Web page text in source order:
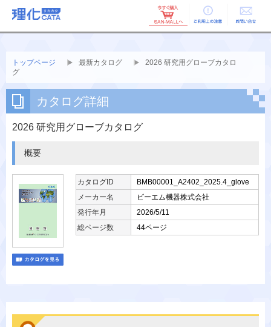
ご利用上の お問い合せ
トップページ 最新カタログ
2026 研究用グローブカタロ
グ
カタログ詳細
2026 研究用グローブカタログ
概要
カタログID
BMB00001_A2402_2025.4_glove
メーカー名
ビーエム機器株式会社
発行年月
2026/5/11
総ページ数
44ページ